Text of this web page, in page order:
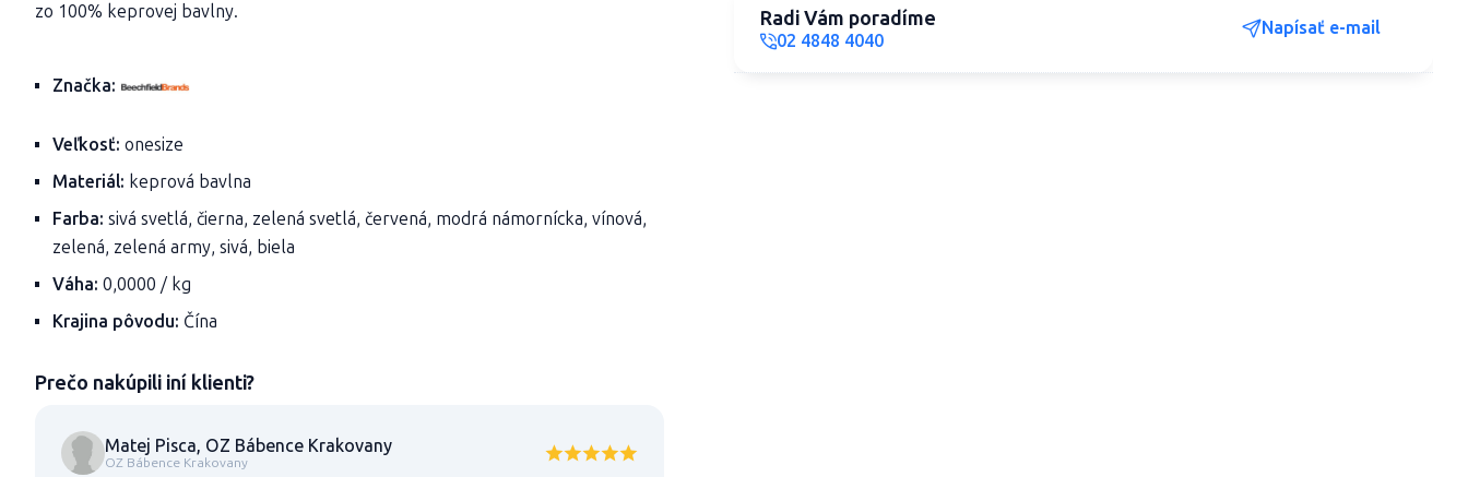
Radi Vám poradíme
02 4848 4040
Napísať e-mail
zo 100% keprovej bavlny.
Značka:
Veľkosť: onesize
Materiál: keprová bavlna
Farba: sivá svetlá, čierna, zelená svetlá, červená, modrá námornícka, vínová,
zelená, zelená army, sivá, biela
Váha: 0,0000 / kg
Krajina pôvodu: Čína
Prečo nakúpili iní klienti?
Matej Pisca, OZ Bábence Krakovany
OZ Bábence Krakovany